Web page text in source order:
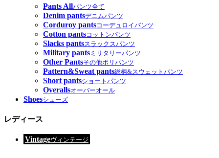
Pants Allパンツ全て
Denim pantsデニムパンツ
Corduroy pantsコーデュロイパンツ
Cotton pantsコットンパンツ
Slacks pantsスラックスパンツ
Military pants ミリタリーパンツ
Other Pantsその他ポリパンツ
Pattern&Sweat pants総柄&スウェットパンツ
Short pantsショートパンツ
Overallsオーバーオール
Shoesシューズ
レディース
Vintageヴィンテージ